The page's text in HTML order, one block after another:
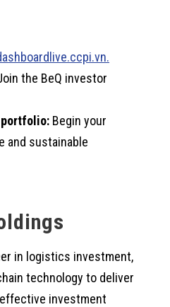
the BeQ investor
portfolio: Begin your
and sustainable
in logistics investment,
technology to deliver
investment